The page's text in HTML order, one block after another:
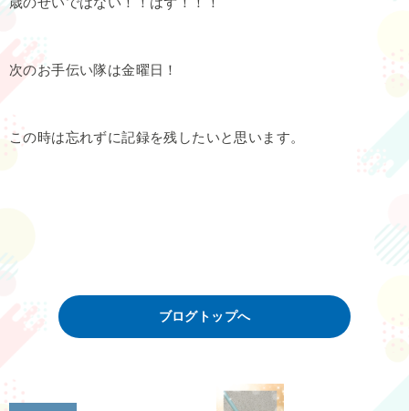
次のお手伝い隊は金曜日！
この時は忘れずに記録を残したいと思います。
ブログトップへ